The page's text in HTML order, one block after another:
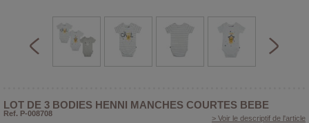
LOT DE 3 BODIES HENNI MANCHES COURTES BEBE
Ref. P-008708
> Voir le descriptif de l'article